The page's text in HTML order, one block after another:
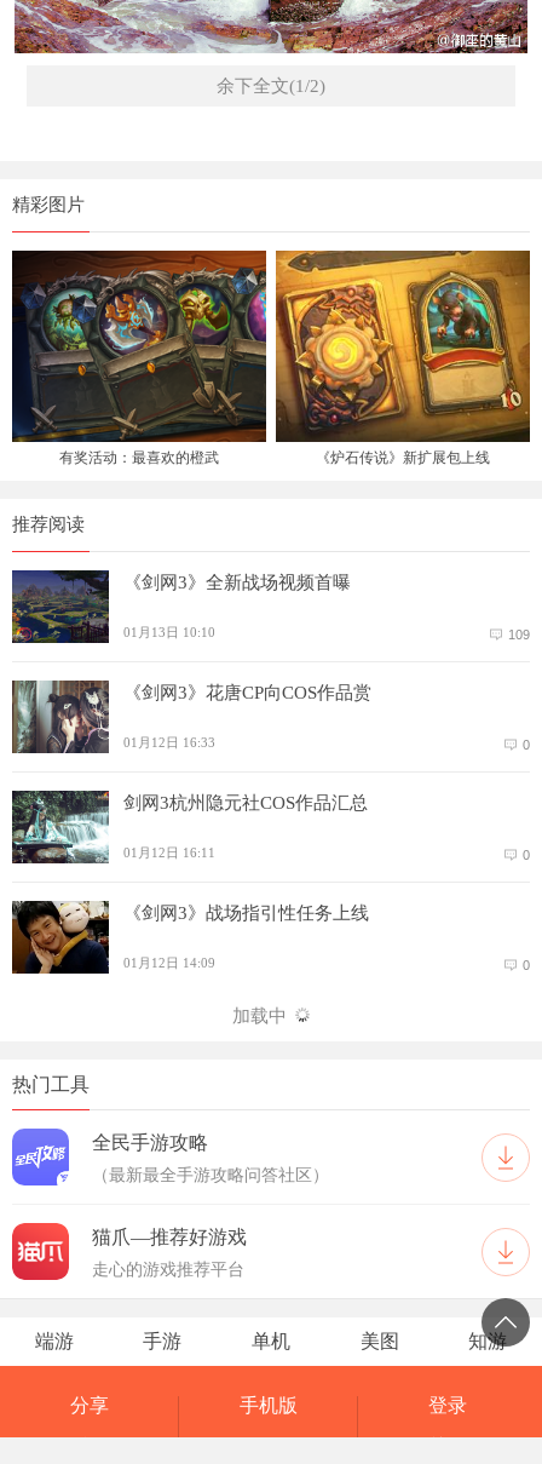
余下全文(1/2)
精彩图片
有奖活动：最喜欢的橙武 《炉石传说》新扩展包上线
推荐阅读
《剑网3》全新战场视频首曝
01月13日 10:10 109
《剑网3》花唐CP向COS作品赏
01月12日 16:33 0
剑网3杭州隐元社COS作品汇总
01月12日 16:11 0
《剑网3》战场指引性任务上线
01月12日 14:09 0
加载中
热门工具
全民手游攻略
（最新最全手游攻略问答社区）
猫爪—推荐好游戏
走心的游戏推荐平台
端游 手游 单机 美图 知游
分享
手机版
登录